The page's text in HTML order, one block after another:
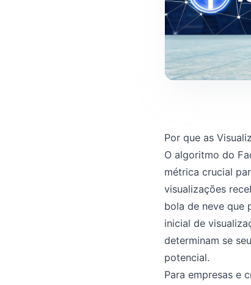
Por que as
O algoritmo do
métrica crucial
visualizações
bola de neve que
inicial de
determinam se
potencial.
Para empresas e